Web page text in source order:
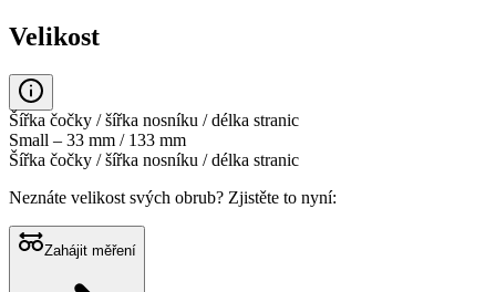
Velikost
Šířka čočky / šířka nosníku / délka stranic
Small – 33 mm / 133 mm
Šířka čočky / šířka nosníku / délka stranic
Neznáte velikost svých obrub? Zjistěte to nyní:
Zahájit měření